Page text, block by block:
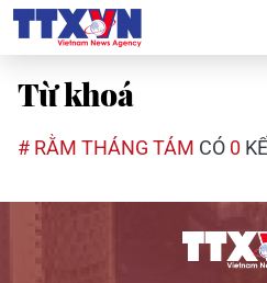
Từ khoá
# RẰM THÁNG TÁM CÓ 0